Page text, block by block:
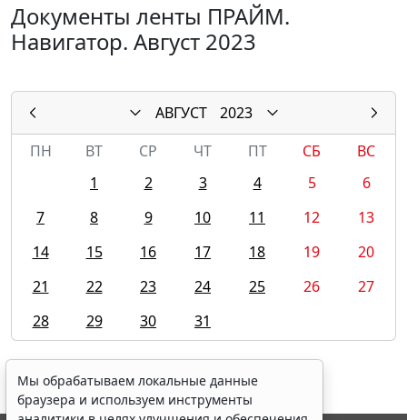
Документы ленты ПРАЙМ.
Навигатор. Август 2023
АВГУСТ
2023
ПН
ВТ СР ЧТ ПТ СБ
ВС
1
2 3 4 5
6
7
8 9 10 11 12
13
14
15 16 17 18 19
20
21
22 23 24 25 26
27
28
29 30 31
Мы обрабатываем локальные данные
браузера и используем инструменты